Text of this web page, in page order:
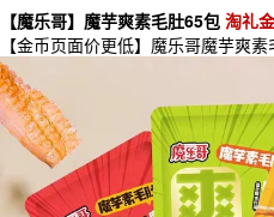
【魔乐哥】魔芋爽素毛肚65包 淘礼
【金币页面价更低】魔乐哥魔芋爽